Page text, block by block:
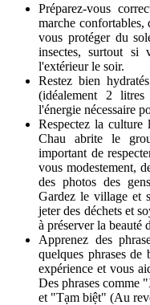
Préparez-vous
marche confortables,
vous protéger du
insectes, surtout si
l'extérieur le soir.
Restez bien
(idéalement 2
l'énergie nécessaire
Respectez la culture
Chau abrite le
important de
vous modestement,
des photos des
Gardez le village et
jeter des déchets et
à préserver la beauté
Apprenez des
quelques phrases de
expérience et vous
Des phrases
et "Tạm biệt" (Au